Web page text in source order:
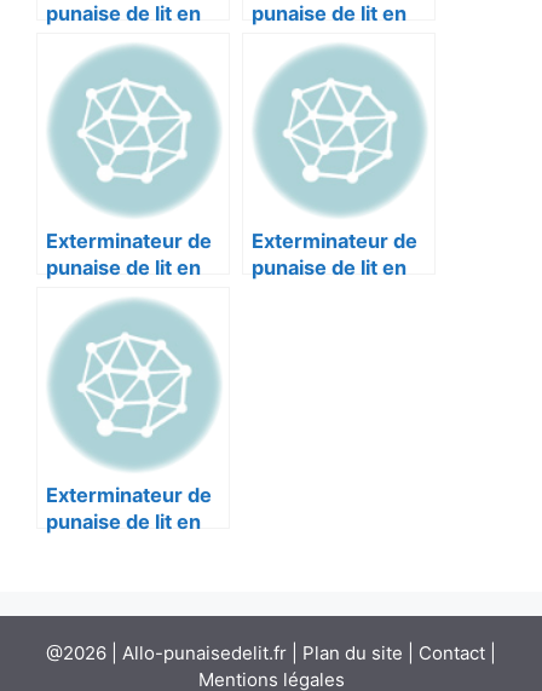
punaise de lit en
Alpes-maritimes :
NUISITEC NICE
06000
punaise de lit en
Alpes-maritimes :
NICE
DESINSECTISATIO
NS NICE 06100
Exterminateur de
punaise de lit en
Alpes-maritimes :
AZUR TECH NICE
06000
Exterminateur de
punaise de lit en
Exterminateur de
punaise de lit en
@2026 | Allo-punaisedelit.fr | Plan du site Contact
Mentions légales